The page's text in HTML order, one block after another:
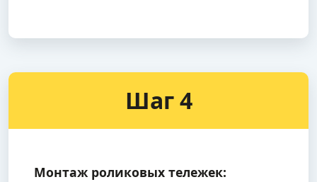
Шаг 4
Монтаж роликовых тележек: